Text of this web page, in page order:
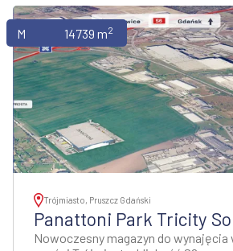
Magazyny14739 m2
Trójmiasto, Pruszcz Gdański
Panattoni Park Tricity
Nowoczesny magazyn do wynajęcia